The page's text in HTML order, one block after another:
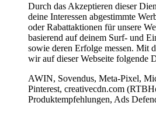
Durch das Akzeptieren dieser
deine Interessen abgestimmte
oder Rabattaktionen für unsere
basierend auf deinem Surf- und
sowie deren Erfolge messen. Mit
wir auf dieser Webseite folgende
AWIN, Sovendus, Meta-Pixel,
Pinterest, creativecdn.com
Produktempfehlungen, Ads